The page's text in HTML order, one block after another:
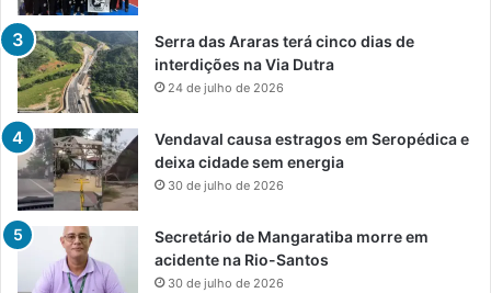
Serra das Araras terá cinco dias de
interdições na Via Dutra
24 de julho de 2026
Vendaval causa estragos em Seropédica e
deixa cidade sem energia
30 de julho de 2026
Secretário de Mangaratiba morre em
acidente na Rio-Santos
30 de julho de 2026